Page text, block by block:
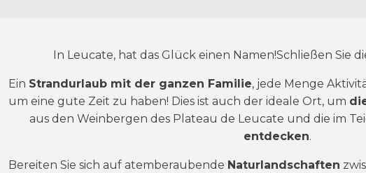
In Leucate, hat das Glück einen Namen!Schließen Sie
Ein Strandurlaub mit der ganzen Familie, jede Menge
um eine gute Zeit zu haben! Dies ist auch der ideale Ort, um
aus den Weinbergen des Plateau de Leucate und die im
entdecken.
Bereiten Sie sich auf atemberaubende Naturlandschaften